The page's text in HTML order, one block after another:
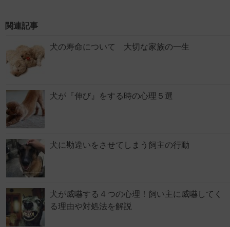
関連記事
犬の寿命について 大切な家族の一生
犬が『伸び』をする時の心理５選
犬に勘違いをさせてしまう飼主の行動
犬が威嚇する４つの心理！飼い主に威嚇してく
る理由や対処法を解説